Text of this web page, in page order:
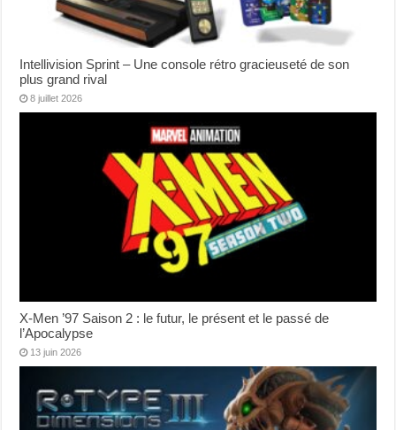
Intellivision Sprint – Une console rétro gracieuseté de son
plus grand rival
8 juillet 2026
X-Men ’97 Saison 2 : le futur, le présent et le passé de
l’Apocalypse
13 juin 2026